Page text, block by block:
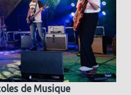
de Musique